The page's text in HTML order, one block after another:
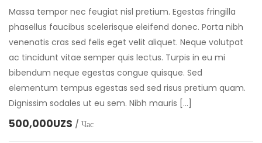
Massa tempor nec feugiat nisl pretium. Egestas fringilla
phasellus faucibus scelerisque eleifend donec. Porta nibh
venenatis cras sed felis eget velit aliquet. Neque volutpat
ac tincidunt vitae semper quis lectus. Turpis in eu mi
bibendum neque egestas congue quisque. Sed
elementum tempus egestas sed sed risus pretium quam.
Dignissim sodales ut eu sem. Nibh mauris […]
500,000UZS / Час